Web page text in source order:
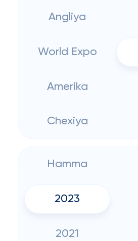
Angliya
World Expo
Amerika
Chexiya
Hamma
2023
2021